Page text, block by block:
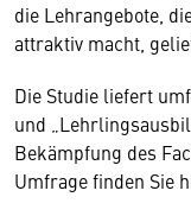
die Lehrangebote,
attraktiv macht,
Die Studie liefert
und
Bekämpfung des
Umfrage finden Sie